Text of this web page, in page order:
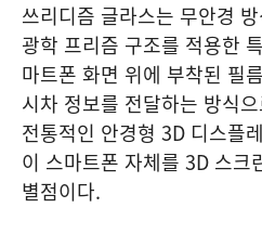
쓰리디즘 글라스는 무안경
광학 프리즘 구조를 적용한
마트폰 화면 위에 부착된 필
시차 정보를 전달하는 방식
전통적인 안경형 3D 디스플
이 스마트폰 자체를 3D 스크
별점이다.